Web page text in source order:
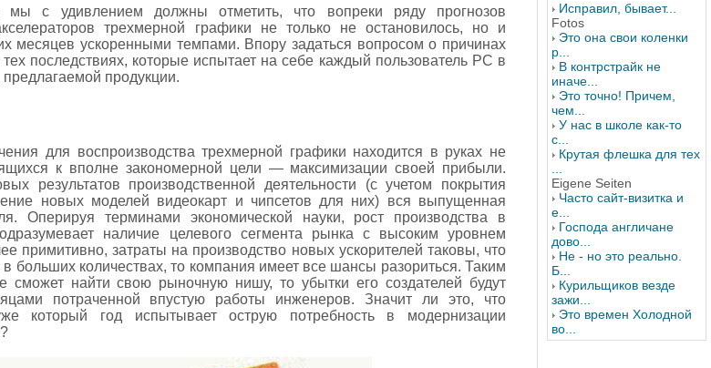
мы с удивлением должны отметить, что вопреки ряду прогнозов
трехмерной графики не только не остановилось, но и
месяцев ускоренными темпами. Впору задаться вопросом о причинах
последствиях, которые испытает на себе каждый пользователь PC в
продукции.
для воспроизводства трехмерной графики находится в руках не
к вполне закономерной цели — максимизации своей прибыли.
результатов производственной деятельности (с учетом покрытия
новых моделей видеокарт и чипсетов для них) вся выпущенная
Оперируя терминами экономической науки, рост производства в
наличие целевого сегмента рынка с высоким уровнем
примитивно, затраты на производство новых ускорителей таковы, что
больших количествах, то компания имеет все шансы разориться. Таким
сможет найти свою рыночную нишу, то убытки его создателей будут
потраченной впустую работы инженеров. Значит ли это, что
который год испытывает острую потребность в модернизации
Исправил, бывает...
Fotos
Это она свои коленки
р...
В контрстрайк не
иначе...
Это точно! Причем,
чем...
У нас в школе как-то
с...
Крутая флешка для тех
Eigene Seiten
Часто сайт-визитка и
е...
Господа англичане
дово...
Не - но это реально.
Б...
Курильщиков везде
зажи...
Это времен Холодной
во...